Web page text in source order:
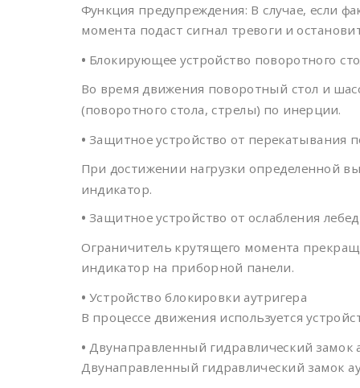
Функция предупреждения: В случае, если
момента подаст сигнал тревоги и
• Блокирующее устройство поворотного
Во время движения поворотный стол и
(поворотного стола, стрелы) по инерции.
• Защитное устройство от перекатывания
При достижении нагрузки определенной
индикатор.
• Защитное устройство от ослабления
Ограничитель крутящего момента
индикатор на приборной панели.
• Устройство блокировки аутригера
В процессе движения используется
• Двунаправленный гидравлический замок
Двунаправленный гидравлический замок